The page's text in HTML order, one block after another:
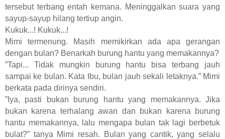
tersebut terbang entah kemana. Meninggalkan suara yang
sayup-sayup hilang tertiup angin.
Kukuk...! Kukuk...!
Mimi termenung. Masih memikirkan ada apa gerangan
dengan bulan? Benarkah burung hantu yang memakannya?
”Tapi... Tidak mungkin burung hantu bisa terbang jauh
sampai ke bulan. Kata Ibu, bulan jauh sekali letaknya.” Mimi
berkata pada dirinya sendiri.
”Iya, pasti bukan burung hantu yang memakannya. Jika
bukan karena terhalang awan dan bukan karena burung
hantu memakannya, lalu mengapa bulan tak lagi berbetuk
bulat?” tanya Mimi resah. Bulan yang cantik, yang selalu